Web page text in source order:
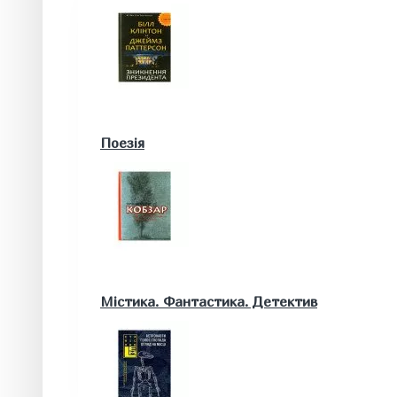
Математика. Природничі та інші науки
Біологія
Географія. Геологія
Поезія
Містика. Фантастика. Детектив